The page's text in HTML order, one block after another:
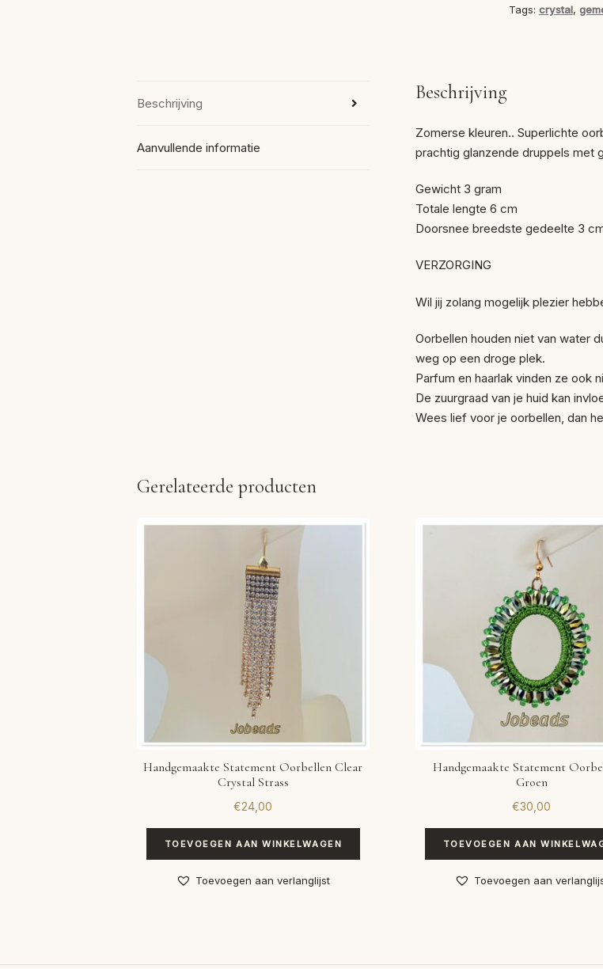
Tags: crystal,
Beschrijving
Aanvullende informatie
Beschrijving
Zomerse kleuren.. Superlichte
prachtig glanzende druppels met
Gewicht 3 gram
Totale lengte 6 cm
Doorsnee breedste gedeelte 3
VERZORGING
Wil jij zolang mogelijk plezier
Oorbellen houden niet van water
weg op een droge plek.
Parfum en haarlak vinden ze ook
De zuurgraad van je huid kan
Wees lief voor je oorbellen, dan
Gerelateerde producten
Handgemaakte Statement Oorbellen Clear
Crystal Strass
€24,00
TOEVOEGEN AAN WINKELWAGEN
Toevoegen aan verlanglijst
Handgemaakte Statement
Groen
€30,00
TOEVOEGEN AAN
Toevoegen aan